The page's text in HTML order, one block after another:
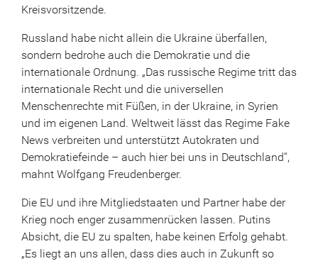
Kreisvorsitzende.
Russland habe nicht allein die Ukraine überfallen,
sondern bedrohe auch die Demokratie und die
internationale Ordnung. „Das russische Regime tritt das
internationale Recht und die universellen
Menschenrechte mit Füßen, in der Ukraine, in Syrien
und im eigenen Land. Weltweit lässt das Regime Fake
News verbreiten und unterstützt Autokraten und
Demokratiefeinde – auch hier bei uns in Deutschland“,
mahnt Wolfgang Freudenberger.
Die EU und ihre Mitgliedstaaten und Partner habe der
Krieg noch enger zusammenrücken lassen. Putins
Absicht, die EU zu spalten, habe keinen Erfolg gehabt.
„Es liegt an uns allen, dass dies auch in Zukunft so